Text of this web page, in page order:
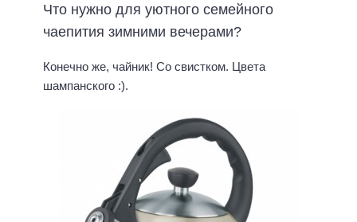
Что нужно для уютного семейного
чаепития зимними вечерами?
Конечно же, чайник! Со свистком. Цвета
шампанского :).